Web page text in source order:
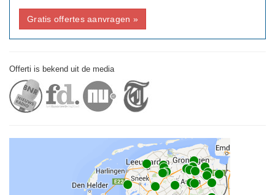
Gratis offertes aanvragen »
Offerti is bekend uit de media